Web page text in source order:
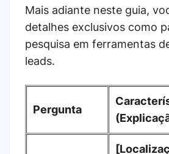
Mais adiante neste guia,
detalhes exclusivos como
pesquisa em ferramentas
leads.
Pergunta